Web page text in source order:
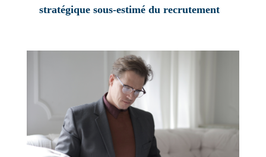
stratégique sous-estimé du recrutement